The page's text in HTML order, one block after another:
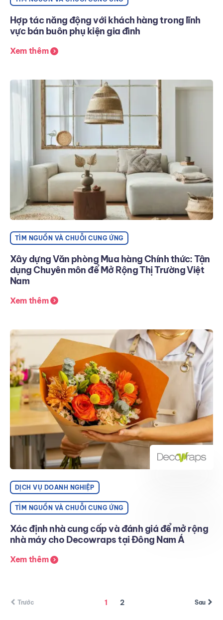
Hợp tác năng động với khách hàng trong lĩnh
vực bán buôn phụ kiện gia đình
Xem thêm
TÌM NGUỒN VÀ CHUỖI CUNG ỨNG
Xây dựng Văn phòng Mua hàng Chính thức: Tận
dụng Chuyên môn để Mở Rộng Thị Trường Việt
Nam
Xem thêm
DỊCH VỤ DOANH NGHIỆP
TÌM NGUỒN VÀ CHUỖI CUNG ỨNG
Xác định nhà cung cấp và đánh giá để mở rộng
nhà máy cho Decowraps tại Đông Nam Á
Xem thêm
Trước 1 2 Sau